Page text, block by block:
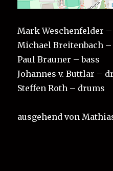
Mark Weschenfelder
Michael Breitenbach –
Paul Brauner – bass
Johannes v. Buttlar –
Steffen Roth – drums
ausgehend von